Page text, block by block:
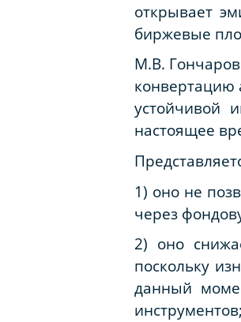
открывает
биржевые
М.В.
конвертацию
устойчивой
настоящее
1) оно не
через
2) оно
поскольку
данный
инструментов;